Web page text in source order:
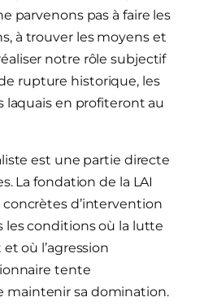
parvenons pas à faire les
à trouver les moyens et
notre rôle subjectif
rupture historique, les
laquais en profiteront au
est une partie directe
La fondation de la LAI
concrètes d’intervention
les conditions où la lutte
où l’agression
tente
maintenir sa domination.